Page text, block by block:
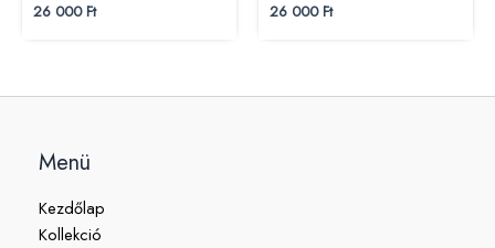
26 000Ft 26 000Ft
Menü
Kezdőlap
Kollekció